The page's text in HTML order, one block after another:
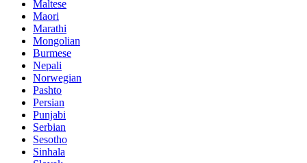
Maltese
Maori
Marathi
Mongolian
Burmese
Nepali
Norwegian
Pashto
Persian
Punjabi
Serbian
Sesotho
Sinhala